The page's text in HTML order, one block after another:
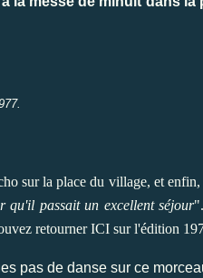
sur la place du village, et
qu'il passait un excellent séjour
retournerICI sur l'édition
pas de danse sur ce